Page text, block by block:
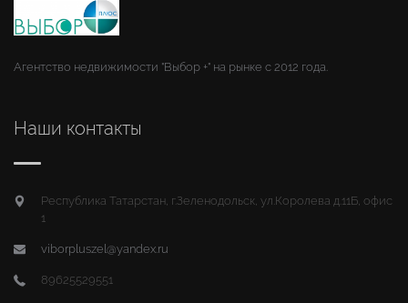
Агентство недвижимости "Выбор +" на рынке с 2012 года.
Наши контакты
Республика Татарстан, г.Зеленодольск, ул.Королева д.11Б, офис
1
viborpluszel@yandex.ru
89625529551